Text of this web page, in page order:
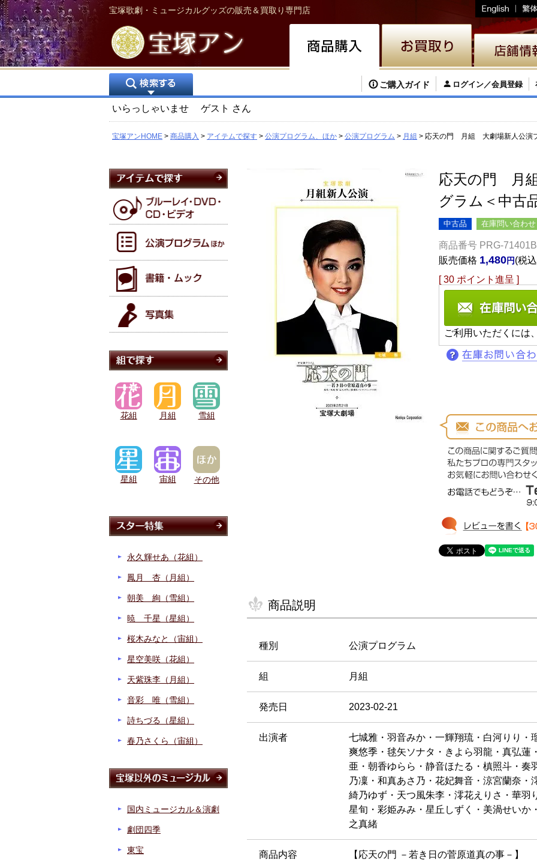
宝塚歌劇・ミュージカルグッズの販売＆買取り専門店
ご購入ガイド ログイン／会員登録
いらっしゃいませ ゲスト さん
宝塚アンHOME 商品購入 アイテムで探す 公演プログラム、ほか 公演プログラム 月組 応天の門 月組 大劇場新人公演
応天の門 月
グラム＜中古
中古品 在庫問い合わせ
商品番号 PRG-71401B
販売価格 1,480
税込
[ 30 ポイント進呈 ]
ご利用いただくには
商品説明
種別 公演プログラム
組 月組
発売日 2023-02-21
出演者
七城雅・羽音みか・一輝翔琉・白河りり・
爽悠季・毬矢ソナタ・きよら羽龍・真弘蓮
亜・朝香ゆらら・静音ほたる・槙照斗・奏
乃凜・和真あさ乃・花妃舞音・涼宮蘭奈・
綺乃ゆず・天つ風朱李・澪花えりさ・華羽
星旬・彩姫みみ・星丘しずく・美渦せいか
之真緒
商品内容 【応天の門 －若き日の菅原道真の事－】
花組 月組 雪組
星組 宙組 その他
永久輝せあ（花組）
鳳月 杏（月組）
朝美 絢（雪組）
暁 千星（星組）
桜木みなと（宙組）
星空美咲（花組）
天紫珠李（月組）
音彩 唯（雪組）
詩ちづる（星組）
春乃さくら（宙組）
国内ミュージカル＆演劇
劇団四季
東宝